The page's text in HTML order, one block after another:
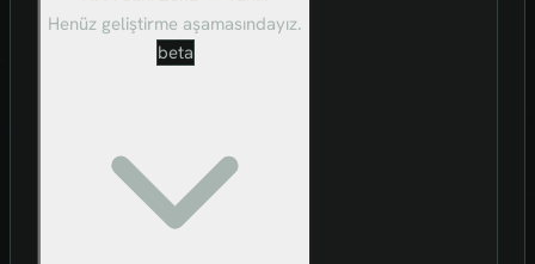
Henüz geliştirme aşamasındayız.
beta